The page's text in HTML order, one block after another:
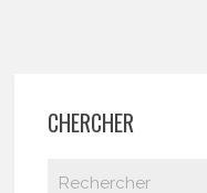
CHERCHER